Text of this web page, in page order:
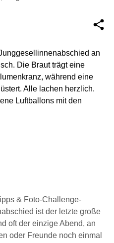
& Foto-Challenge-
ist der letz­te gro­ße
oft der ein­zi­ge Abend, an
oder Freun­de noch ein­mal